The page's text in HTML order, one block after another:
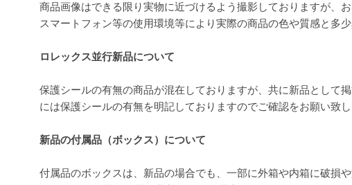
商品画像はできる限り実物に近づけるよう撮影しておりますが、
スマートフォン等の使用環境等により実際の商品の色や質感と多
ロレックス並行新品について
保護シールの有無の商品が混在しておりますが、共に新品として
には保護シールの有無を明記しておりますのでご確認をお願い致し
新品の付属品（ボックス）について
付属品のボックスは、新品の場合でも、一部に外箱や内箱に破損